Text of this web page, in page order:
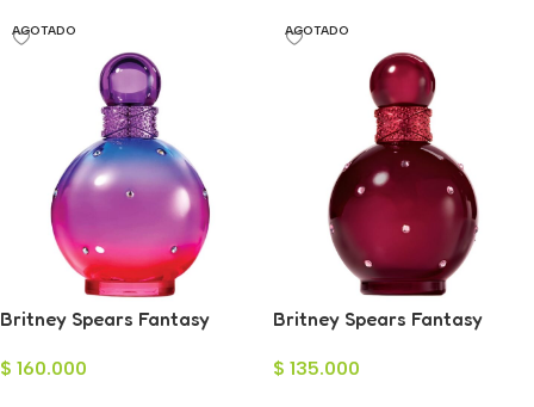
AGOTADO
Britney Spears Fantasy
Mujer 100ml
$ 160.000
AGOTADO
Britney Spears Fantasy
Mujer 100ml
$ 135.000